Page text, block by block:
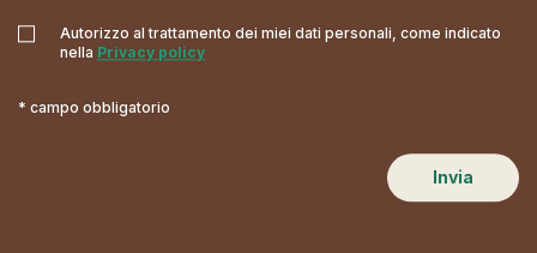
Autorizzo al trattamento dei miei dati personali, come indicato
nella Privacy policy
* campo obbligatorio
Invia